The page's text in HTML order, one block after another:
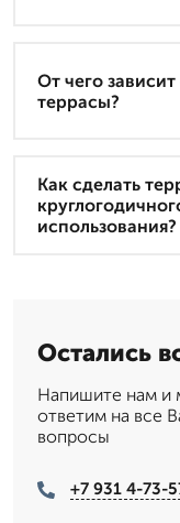
От чего
террасы?
Как сделать
использования?
Остались
Напишите нам и
ответим на все
вопросы
+7 931 4-73-